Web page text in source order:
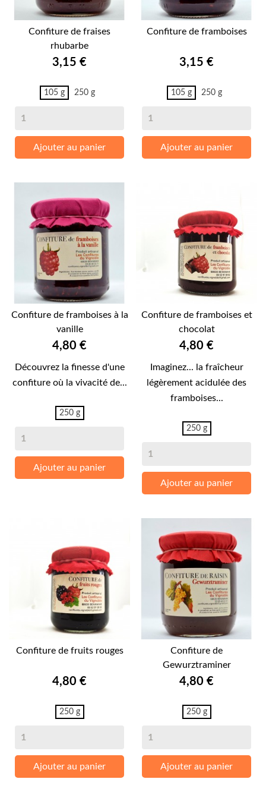
Confiture de fraises
rhubarbe
Prix
3,15 €
105 g 250 g
Ajouter au panier
Confiture de framboises
Prix
3,15 €
105 g 250 g
Ajouter au panier
Confiture de framboises à la
vanille
Prix
4,80 €
Découvrez la finesse d'une
confiture où la vivacité de...
250 g
Ajouter au panier
Confiture de framboises et
chocolat
Prix
4,80 €
Imaginez... la fraîcheur
légèrement acidulée des
framboises...
250 g
Ajouter au panier
Confiture de fruits rouges
Prix
4,80 €
250 g
Ajouter au panier
Confiture de
Gewurztraminer
Prix
4,80 €
250 g
Ajouter au panier